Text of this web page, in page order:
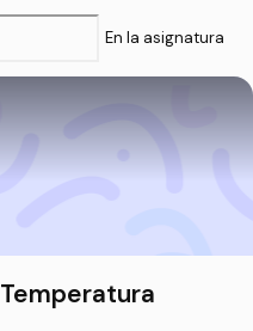
En la asignatura